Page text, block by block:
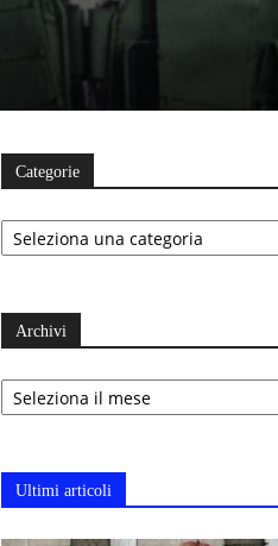
Categorie
Categorie
Archivi
Archivi
Ultimi articoli